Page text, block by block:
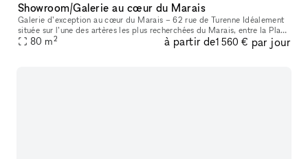
Showroom/Galerie au cœur du Marais
Galerie d’exception au cœur du Marais – 62 rue de Turenne Idéalement
située sur l’une des artères les plus recherchées du Marais, entre la Place
des Vosges et la rue de Bretagne, la galerie bénéficie
80 m2 à partir de1 560 € par jour